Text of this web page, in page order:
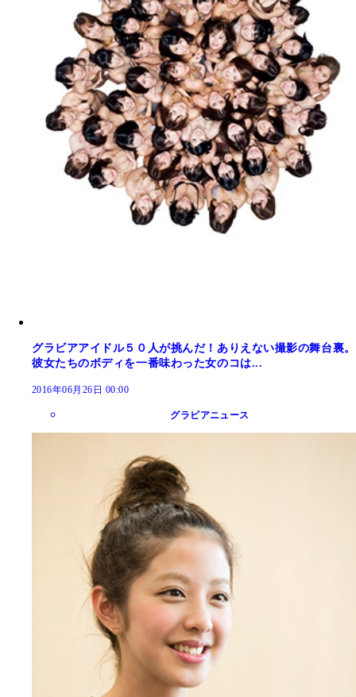
グラビアアイドル５０人が挑んだ！ありえない撮影の舞台裏。
彼女たちのボディを一番味わった女のコは...
2016年06月26日 00:00
グラビアニュース